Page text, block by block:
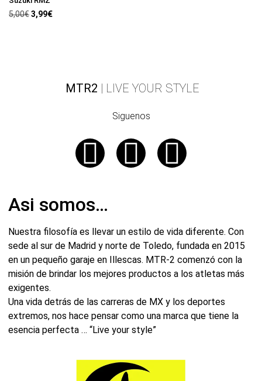
5,00€3,99€
MTR2 | LIVE YOUR STYLE
Siguenos
Asi somos…
Nuestra filosofía es llevar un estilo de vida diferente. Con
sede al sur de Madrid y norte de Toledo, fundada en 2015
en un pequeño garaje en Illescas. MTR-2 comenzó con la
misión de brindar los mejores productos a los atletas más
exigentes.
Una vida detrás de las carreras de MX y los deportes
extremos, nos hace pensar como una marca que tiene la
esencia perfecta … “Live your style”